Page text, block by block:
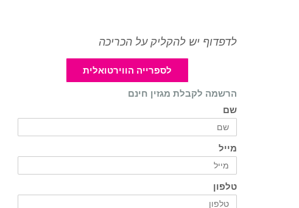
לדפדוף יש להקליק על הכריכה
לספרייה הווירטואלית
הרשמה לקבלת מגזין חינם
שם
מייל
טלפון